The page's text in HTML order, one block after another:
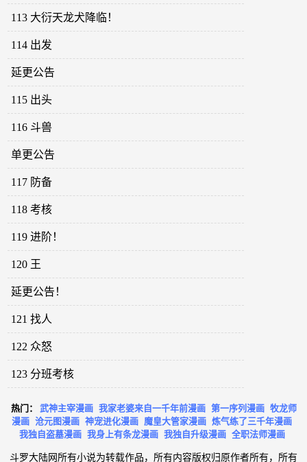
113 大衍天龙犬降临！
114 出发
延更公告
115 出头
116 斗兽
单更公告
117 防备
118 考核
119 进阶！
120 王
延更公告！
121 找人
122 众怒
123 分班考核
热门： 武神主宰漫画 我家老婆来自一千年前漫画 第一序列漫画 牧龙师
漫画 沧元图漫画 神宠进化漫画 魔皇大管家漫画 炼气练了三千年漫画
我独自盗墓漫画 我身上有条龙漫画 我独自升级漫画 全职法师漫画
斗罗大陆网所有小说为转载作品，所有内容版权归原作者所有，所有